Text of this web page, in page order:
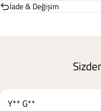
İade & Değişim
Y** G**